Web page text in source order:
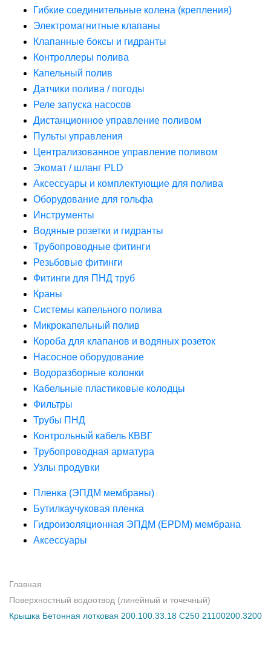
Гибкие соединительные колена (крепления)
Электромагнитные клапаны
Клапанные боксы и гидранты
Контроллеры полива
Капельный полив
Датчики полива / погоды
Реле запуска насосов
Дистанционное управление поливом
Пульты управления
Централизованное управление поливом
Экомат / шланг PLD
Аксессуары и комплектующие для полива
Оборудование для гольфа
Инструменты
Водяные розетки и гидранты
Трубопроводные фитинги
Резьбовые фитинги
Фитинги для ПНД труб
Краны
Системы капельного полива
Микрокапельный полив
Короба для клапанов и водяных розеток
Насосное оборудование
Водоразборные колонки
Кабельные пластиковые колодцы
Фильтры
Трубы ПНД
Контрольный кабель КВВГ
Трубопроводная арматура
Узлы продувки
Пленка (ЭПДМ мембраны)
Бутилкаучуковая пленка
Гидроизоляционная ЭПДМ (EPDM) мембрана
Аксессуары
Главная
Поверхностный водоотвод (линейный и точечный)
Крышка Бетонная лотковая 200.100.33.18 С250 21100200.3200